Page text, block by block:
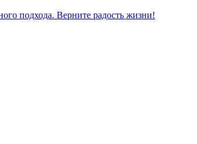
подхода. Верните радость жизни!